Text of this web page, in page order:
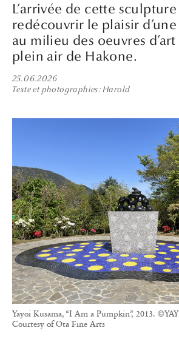
L’arrivée de cette
redécouvrir le plaisir
au milieu des oeuvres
plein air de Hakone.
25.06.2026
Texte et photographies Harold
Yayoi Kusama, “I Am a Pumpkin”, 2013.
Courtesy of Ota Fine Arts